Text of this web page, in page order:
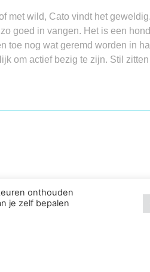
met wild, Cato vindt het geweldig.
goed in vangen. Het is een
toe nog wat geremd worden in
om actief bezig te zijn. Stil
onthouden
je zelf bepalen